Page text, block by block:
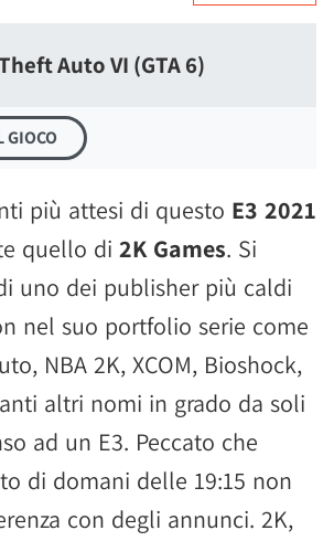
Auto VI (GTA 6)
GIOCO
più attesi di questo E3 2021
quello di 2K Games. Si
uno dei publisher più caldi
nel suo portfolio serie come
NBA 2K, XCOM, Bioshock,
altri nomi in grado da soli
ad un E3. Peccato che
di domani delle 19:15 non
con degli annunci. 2K,